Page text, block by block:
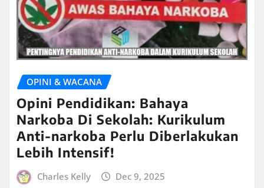
OPINI & WACANA
Opini Pendidikan: Bahaya
Narkoba Di Sekolah: Kurikulum
Anti-narkoba Perlu Diberlakukan
Lebih Intensif!
Charles Kelly Dec 9, 2025